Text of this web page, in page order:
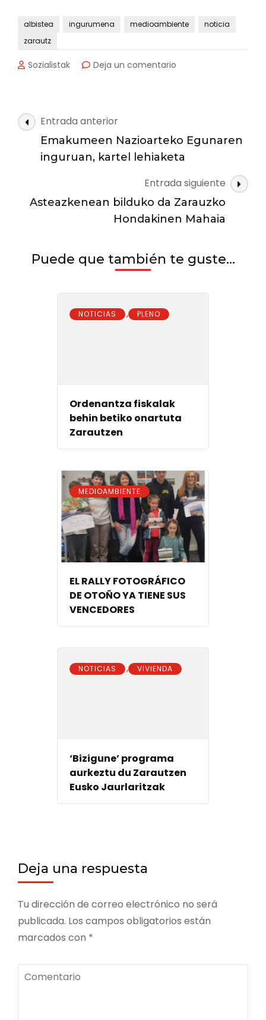
albistea ingurumena medioambiente
noticia
zarautz
Sozialistak Deja un comentario
reúne
hoy
Navegación
de
Entrada anterior
Emakumeen Nazioarteko Egunaren
inguruan, kartel lehiaketa
Entrada siguiente
Asteazkenean bilduko da Zarauzko
Hondakinen Mahaia
Puede que también te guste...
NOTICIAS , PLENO
Ordenantza fiskalak
behin betiko onartuta
Zarautzen
MEDIOAMBIENTE
EL RALLY FOTOGRÁFICO
DE OTOÑO YA TIENE SUS
VENCEDORES
NOTICIAS , VIVIENDA
‘Bizigune’ programa
aurkeztu du Zarautzen
Eusko Jaurlaritzak
Deja una respuesta
Tu dirección de correo electrónico no será
publicada. Los campos obligatorios están
marcados con *
Comentario